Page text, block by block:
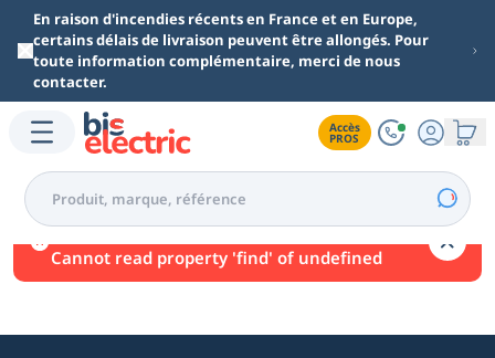
Aller au contenu principal
En raison d'incendies récents en France et en Europe,
certains délais de livraison peuvent être allongés. Pour
toute information complémentaire, merci de nous
contacter.
Accès
PROS
Une erreur est survenue.
Cannot read property 'find' of undefined